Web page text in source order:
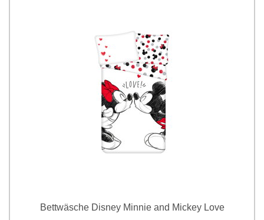
Bettwäsche Disney Minnie and Mickey Love